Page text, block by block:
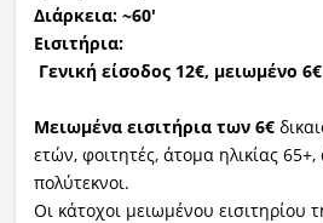
Διάρκεια: ~60′
Εισιτήρια:
Γενική είσοδος 12€, μειωμένο 6€
Μειωμένα εισιτήρια των 6€
ετών, φοιτητές, άτομα ηλικίας
πολύτεκνοι.
Οι κάτοχοι μειωμένου εισιτηρίου